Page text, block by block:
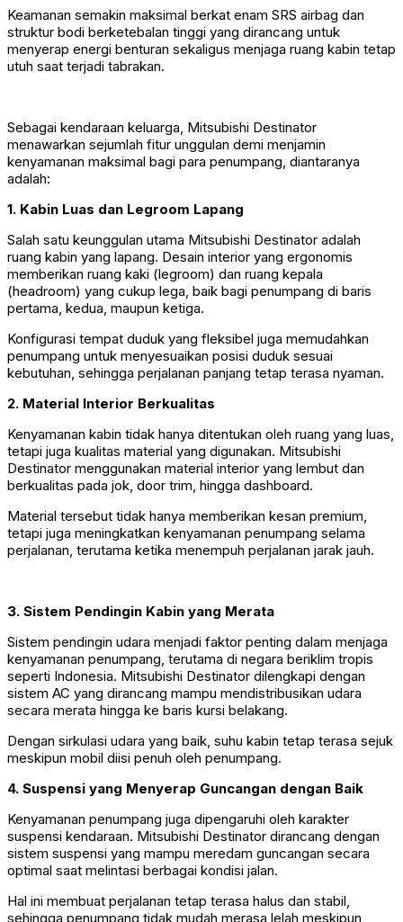
Keamanan semakin maksimal berkat enam SRS airbag dan
struktur bodi berketebalan tinggi yang dirancang untuk
menyerap energi benturan sekaligus menjaga ruang kabin tetap
utuh saat terjadi tabrakan.
Sebagai kendaraan keluarga, Mitsubishi Destinator
menawarkan sejumlah fitur unggulan demi menjamin
kenyamanan maksimal bagi para penumpang, diantaranya
adalah:
1. Kabin Luas dan Legroom Lapang
Salah satu keunggulan utama Mitsubishi Destinator adalah
ruang kabin yang lapang. Desain interior yang ergonomis
memberikan ruang kaki (legroom) dan ruang kepala
(headroom) yang cukup lega, baik bagi penumpang di baris
pertama, kedua, maupun ketiga.
Konfigurasi tempat duduk yang fleksibel juga memudahkan
penumpang untuk menyesuaikan posisi duduk sesuai
kebutuhan, sehingga perjalanan panjang tetap terasa nyaman.
2. Material Interior Berkualitas
Kenyamanan kabin tidak hanya ditentukan oleh ruang yang luas,
tetapi juga kualitas material yang digunakan. Mitsubishi
Destinator menggunakan material interior yang lembut dan
berkualitas pada jok, door trim, hingga dashboard.
Material tersebut tidak hanya memberikan kesan premium,
tetapi juga meningkatkan kenyamanan penumpang selama
perjalanan, terutama ketika menempuh perjalanan jarak jauh.
3. Sistem Pendingin Kabin yang Merata
Sistem pendingin udara menjadi faktor penting dalam menjaga
kenyamanan penumpang, terutama di negara beriklim tropis
seperti Indonesia. Mitsubishi Destinator dilengkapi dengan
sistem AC yang dirancang mampu mendistribusikan udara
secara merata hingga ke baris kursi belakang.
Dengan sirkulasi udara yang baik, suhu kabin tetap terasa sejuk
meskipun mobil diisi penuh oleh penumpang.
4. Suspensi yang Menyerap Guncangan dengan Baik
Kenyamanan penumpang juga dipengaruhi oleh karakter
suspensi kendaraan. Mitsubishi Destinator dirancang dengan
sistem suspensi yang mampu meredam guncangan secara
optimal saat melintasi berbagai kondisi jalan.
Hal ini membuat perjalanan tetap terasa halus dan stabil,
sehingga penumpang tidak mudah merasa lelah meskipun